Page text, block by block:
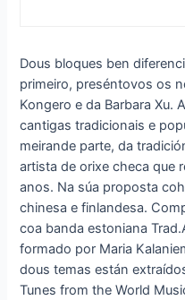
Dous bloques ben
primeiro, preséntovos os
Kongero e da Barbara Xu.
cantigas tradicionais e
meirande parte, da
artista de orixe checa que
anos. Na súa proposta
chinesa e finlandesa.
coa banda estoniana
formado por Maria
dous temas están
Tunes from the World